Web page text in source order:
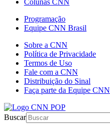
Programação
Equipe CNN Brasil
Sobre a CNN
Política de Privacidade
Termos de Uso
Fale com a CNN
Distribuição do Sinal
Faça parte da Equipe CNN
Buscar